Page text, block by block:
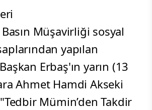
Basın Müşavirliği sosyal
yapılan
Erbaş'ın yarın (13
Ahmet Hamdi Akseki
Mümin’den Takdir